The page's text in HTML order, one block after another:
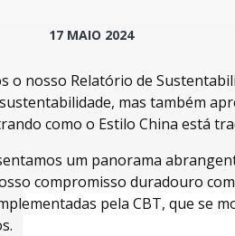
17 MAIO 2024
o nosso Relatório de
mas também
como o Estilo China está
um panorama
compromisso duradouro
pela CBT, que se